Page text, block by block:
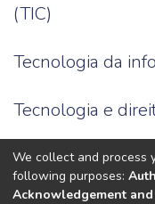
(TIC)
Tecnologia da
Tecnologia e
Tecnologia
We collect and process
following purposes:
Acknowledgement